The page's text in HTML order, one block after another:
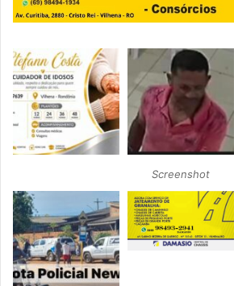
Screenshot